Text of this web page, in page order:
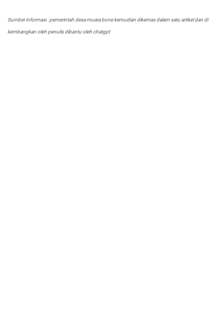
Sumber informasi : pemerintah desa muara bone kemudian dikemas dalam satu artikel dan di
kembangkan oleh penulis dibantu oleh chatgpt